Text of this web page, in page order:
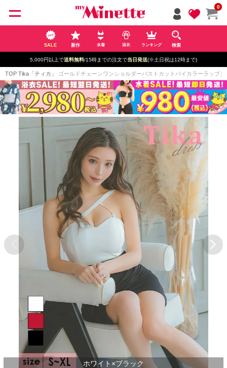
0
SALE 新作 水着 浴衣 ランキング 検索
5,000円以上で送料無料/15時までの注文で当日発送(※土日祝は12時まで)
TOP Tika「ティカ」 ゴールドチェーンワンショルダーバストカットバイカラーラップ
ホワイト×ブラック
ペー
ジト
ップ